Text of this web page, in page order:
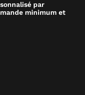
par
minimum et